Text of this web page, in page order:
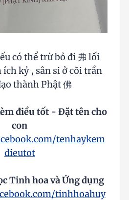
có thể trừ bỏ đi 弗 lối
kỷ , sân si ở cõi trần
thành Phật 佛
điều tốt - Đặt tên cho
con
tenhaykem
dieutot
Tinh hoa và Ứng dụng
tinhhoahuy